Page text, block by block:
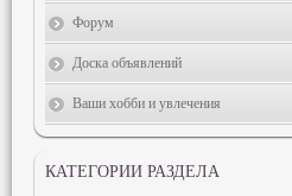
Форум
Доска объявлений
Ваши хобби и увлечения
КАТЕГОРИИ РАЗДЕЛА